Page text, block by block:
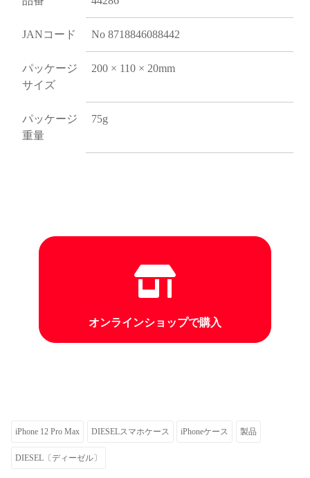
JANコード No 8718846088442
パッケージ
サイズ
200 × 110 × 20mm
パッケージ
重量
75g
オンラインショップで購入
iPhone 12 Pro Max DIESELスマホケース iPhoneケース 製品
DIESEL〔ディーゼル〕